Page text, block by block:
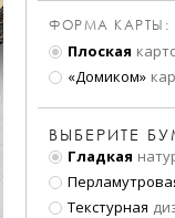
ФОРМА КАРТЫ:
Плоская
«Домиком»
ВЫБЕРИТЕ
Гладкая
Текстурная